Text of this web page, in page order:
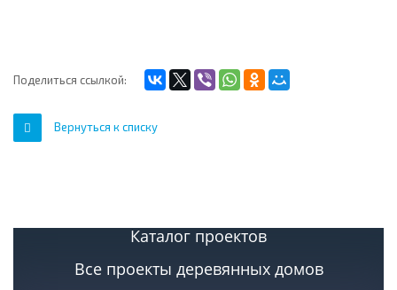
Поделиться ссылкой:
Вернуться к списку
Каталог проектов
Все проекты деревянных домов